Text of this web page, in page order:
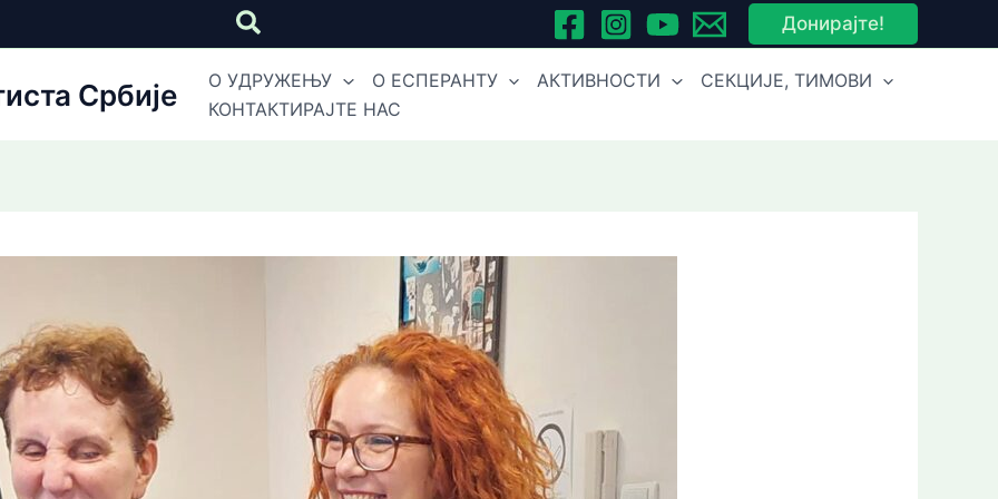
Претрага Донирајте!
Србије О УДРУЖЕЊУ О ЕСПЕРАНТУ АКТИВНОСТИ
СЕКЦИЈЕ, ТИМОВИ
КОНТАКТИРАЈТЕ НАС